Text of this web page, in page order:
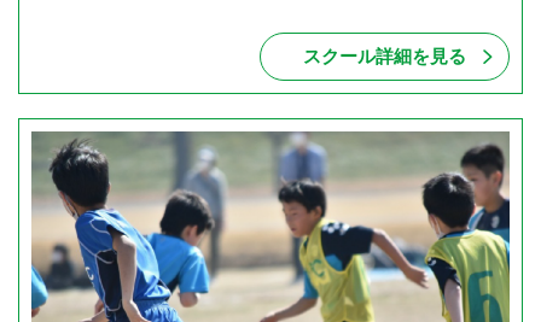
スクール詳細を見る